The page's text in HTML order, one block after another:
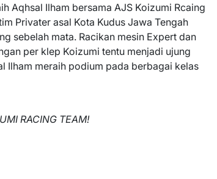
Aqhsal Ilham bersama AJS Koizumi Rcaing
Privater asal Kota Kudus Jawa Tengah
sebelah mata. Racikan mesin Expert dan
per klep Koizumi tentu menjadi ujung
Ilham meraih podium pada berbagai kelas
RACING TEAM!